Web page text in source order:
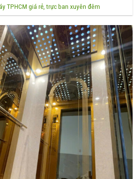
TPHCM giá rẻ, trực ban xuyên đêm